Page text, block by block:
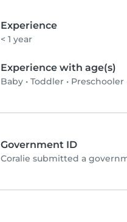
Experience
< 1 year
Experience with age(s)
Baby • Toddler • Preschooler
Government ID
Coralie submitted a